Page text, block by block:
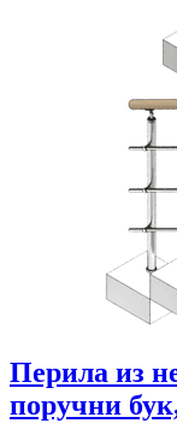
Перила из
поручни